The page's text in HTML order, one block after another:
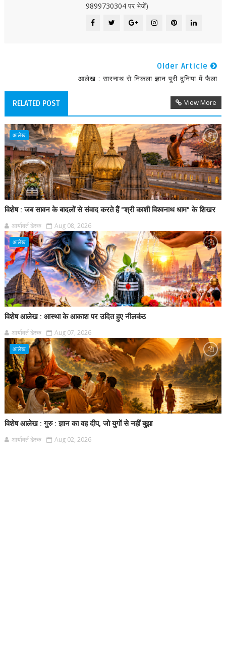
9899730304 पर भेजें)
Older Article
आलेख : सारनाथ से निकला ज्ञान पूरी दुनिया में फैला
RELATED POST View More
आलेख
विशेष : जब सावन के बादलों से संवाद करते हैं "श्री काशी विश्वनाथ धाम" के शिखर
आर्यावर्त डेस्क Aug 08, 2026
आलेख
विशेष आलेख : आस्था के आकाश पर उदित हुए नीलकंठ
आर्यावर्त डेस्क Aug 07, 2026
आलेख
विशेष आलेख : गुरु : ज्ञान का वह दीप, जो युगों से नहीं बुझा
आर्यावर्त डेस्क Aug 02, 2026